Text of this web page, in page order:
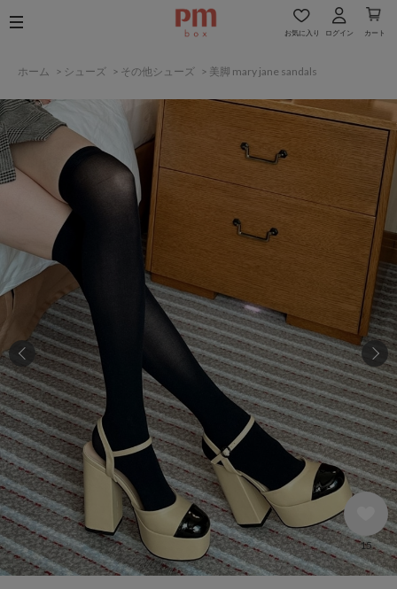
お気に入り ログイン カート
ホーム > シューズ > その他シューズ > 美脚 mary jane sandals
15